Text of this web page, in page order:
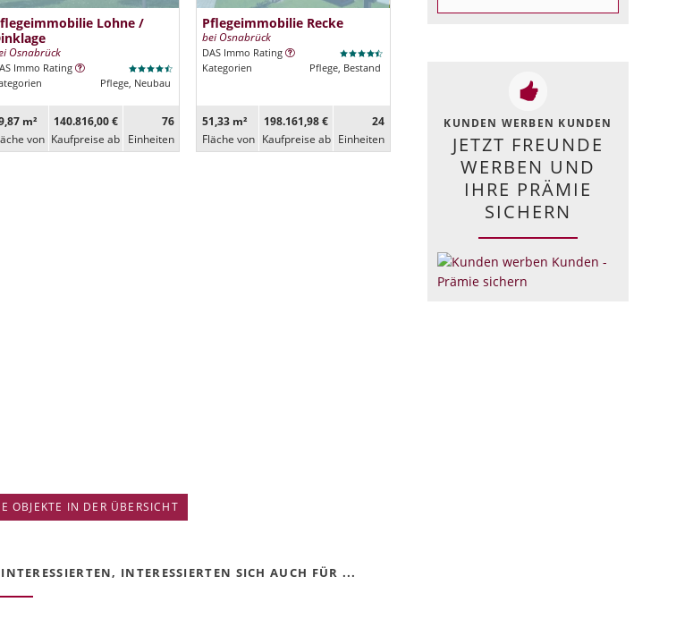
Lohne /
Osnabrück
Immo Rating
Pflege, Neubau
m²
von
140.816,00 €
Kaufpreise ab
76
Ein­heiten
Pflegeimmobilie Recke
bei Osnabrück
DAS Immo Rating
Kategorien
Pflege, Bestand
51,33 m²
Fläche von
198.161,98 €
Kaufpreise ab
24
Ein­heiten
OBJEKTE IN DER ÜBERSICHT
INTERESSIERTEN SICH AUCH FÜR ...
KUNDEN WERBEN KUNDEN
JETZT FREUNDE
WERBEN UND
IHRE PRÄMIE
SICHERN